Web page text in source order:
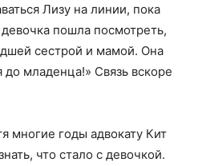
Лизу на линии, пока
пошла посмотреть,
сестрой и мамой. Она
до младенца!» Связь вскоре
многие годы адвокату Кит
что стало с девочкой.